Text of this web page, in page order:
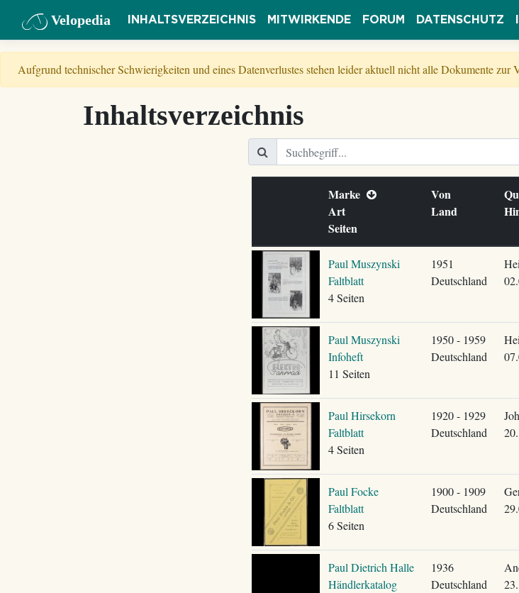
Velopedia INHALTSVERZEICHNIS MITWIRKENDE FORUM DATENSCHUTZ
Aufgrund technischer Schwierigkeiten und eines Datenverlustes stehen leider aktuell nicht alle Dokumente
Inhaltsverzeichnis
Marke
Art
Seiten
Von
Land
Paul Muszynski
Faltblatt
4 Seiten
1951
Deutschland
Paul Muszynski
Infoheft
11 Seiten
1950 - 1959
Deutschland
Paul Hirsekorn
Faltblatt
4 Seiten
1920 - 1929
Deutschland
Paul Focke
Faltblatt
6 Seiten
1900 - 1909
Deutschland
Paul Dietrich Halle
Händlerkatalog
1936
Deutschland